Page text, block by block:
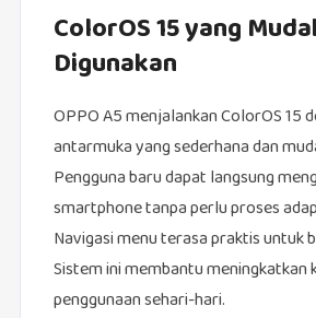
ColorOS 15 yang
Digunakan
OPPO A5 menjalankan ColorOS 15
antarmuka yang sederhana dan
Pengguna baru dapat langsung
smartphone tanpa perlu proses
Navigasi menu terasa praktis untuk
Sistem ini membantu meningkatkan
penggunaan sehari-hari.